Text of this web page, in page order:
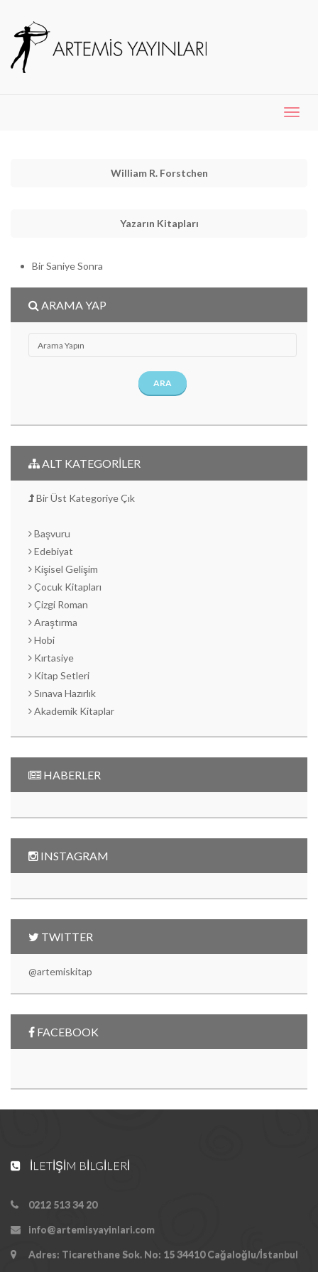
William R. Forstchen
Yazarın Kitapları
Bir Saniye Sonra
ARAMA YAP
ARA
ALT KATEGORİLER
Bir Üst Kategoriye Çık
Başvuru
Edebiyat
Kişisel Gelişim
Çocuk Kitapları
Çizgi Roman
Araştırma
Hobi
Kırtasiye
Kitap Setleri
Sınava Hazırlık
Akademik Kitaplar
HABERLER
INSTAGRAM
TWITTER
@artemiskitap
FACEBOOK
İLETIŞIM BILGILERI
0212 513 34 20
info@artemisyayinlari.com
Adres: Ticarethane Sok. No: 15 34410 Cağaloğlu/İstanbul